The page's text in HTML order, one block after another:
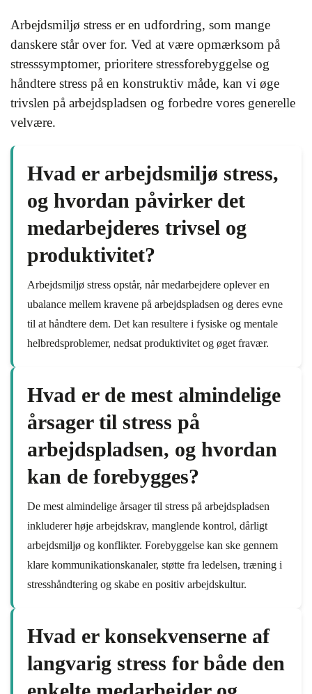
Arbejdsmiljø stress er en udfordring, som mange
danskere står over for. Ved at være opmærksom på
stresssymptomer, prioritere stressforebyggelse og
håndtere stress på en konstruktiv måde, kan vi øge
trivslen på arbejdspladsen og forbedre vores generelle
velvære.
Hvad er arbejdsmiljø stress,
og hvordan påvirker det
medarbejderes trivsel og
produktivitet?
Arbejdsmiljø stress opstår, når medarbejdere oplever en
ubalance mellem kravene på arbejdspladsen og deres evne
til at håndtere dem. Det kan resultere i fysiske og mentale
helbredsproblemer, nedsat produktivitet og øget fravær.
Hvad er de mest almindelige
årsager til stress på
arbejdspladsen, og hvordan
kan de forebygges?
De mest almindelige årsager til stress på arbejdspladsen
inkluderer høje arbejdskrav, manglende kontrol, dårligt
arbejdsmiljø og konflikter. Forebyggelse kan ske gennem
klare kommunikationskanaler, støtte fra ledelsen, træning i
stresshåndtering og skabe en positiv arbejdskultur.
Hvad er konsekvenserne af
langvarig stress for både den